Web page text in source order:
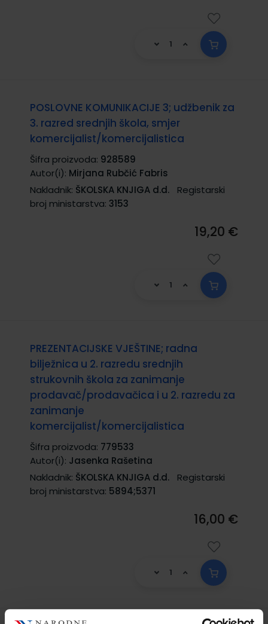
POSLOVNE KOMUNIKACIJE 3; udžbenik za
3. razred srednjih škola, smjer
komercijalist/komercijalistica
Šifra proizvoda: 928589
Autor(i): Mirjana Rubčić Fabris
Nakladnik: ŠKOLSKA KNJIGA d.d.
Registarski
broj ministarstva: 3153
19,20 €
PREZENTACIJSKE VJEŠTINE; radna
bilježnica u 2. razredu srednjih
strukovnih škola za zanimanje
prodavač/prodavačica i u 2. razredu za
zanimanje
komercijalist/komercijalistica
Šifra proizvoda: 779533
Autor(i): Jasenka Rašetina
Nakladnik: ŠKOLSKA KNJIGA d.d.
Registarski
broj ministarstva: 5894;5371
16,00 €